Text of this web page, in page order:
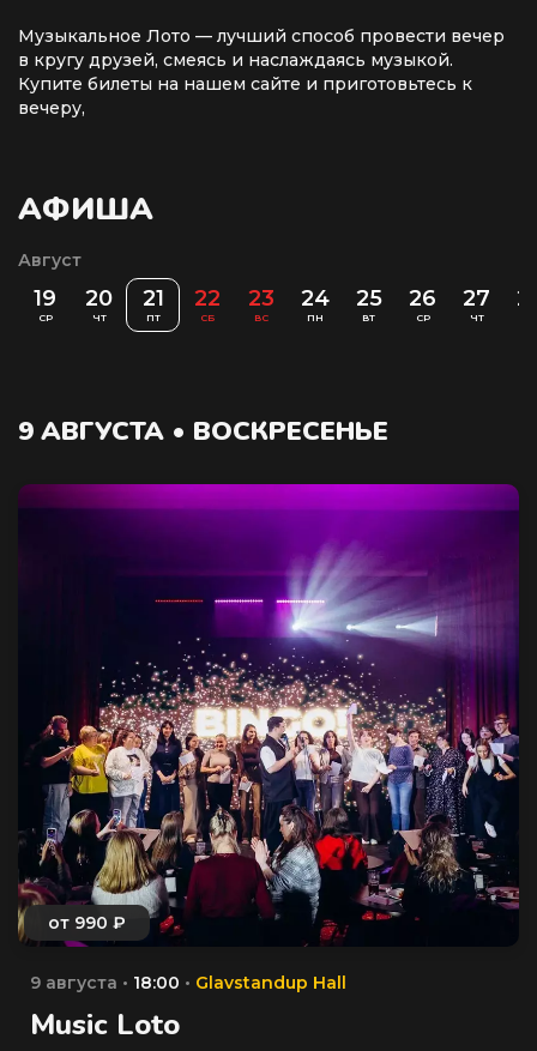
Музыкальное Лото — лучший способ провести вечер
в кругу друзей, смеясь и наслаждаясь музыкой.
Купите билеты на нашем сайте и приготовьтесь к
вечеру,
АФИША
Август
19
СР
20
ЧТ
21
ПТ
22
СБ
23
ВС
24
ПН
25
ВТ
26
СР
27
ЧТ
9 АВГУСТА • ВОСКРЕСЕНЬЕ
9 августа • 18:00 • Glavstandup Hall
Music Loto